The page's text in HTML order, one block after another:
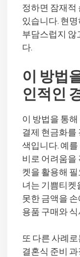
정하면 잠재적
있습니다. 현
부담스럽지 않
다.
이 방법
인적인
이 방법을 통
결제 현금화를
색입니다. 예
비로 어려움을
켓을 활용해
녀는 기쁨티켓
못한 금액을
용품 구매와
또 다른 사례
결혼식 준비